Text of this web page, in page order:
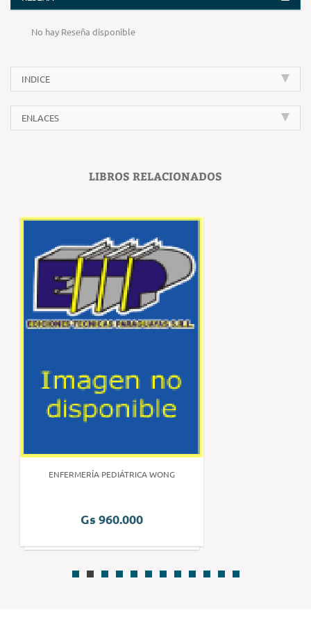
No hay Reseña disponible
INDICE
ENLACES
LIBROS RELACIONADOS
ENFERMERÍA PEDIÁTRICA WONG
Gs 960.000